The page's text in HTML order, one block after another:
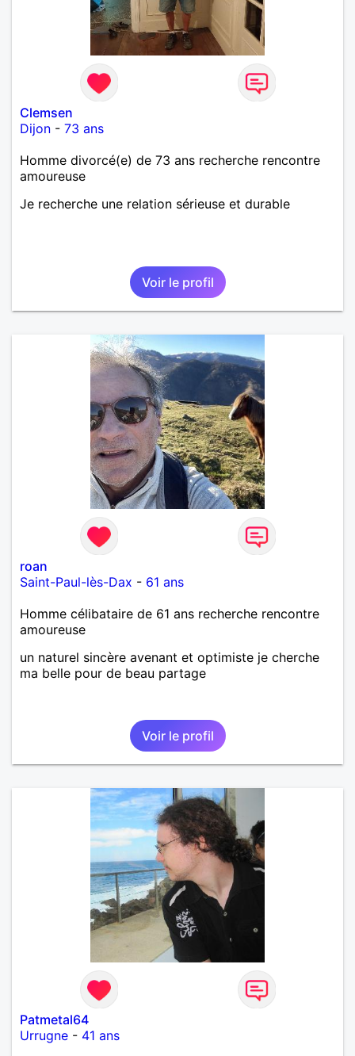
Clemsen
Dijon - 73 ans
Homme divorcé(e) de 73 ans recherche rencontre
amoureuse
Je recherche une relation sérieuse et durable
Voir le profil
roan
Saint-Paul-lès-Dax - 61 ans
Homme célibataire de 61 ans recherche rencontre
amoureuse
un naturel sincère avenant et optimiste je cherche
ma belle pour de beau partage
Voir le profil
Patmetal64
Urrugne - 41 ans